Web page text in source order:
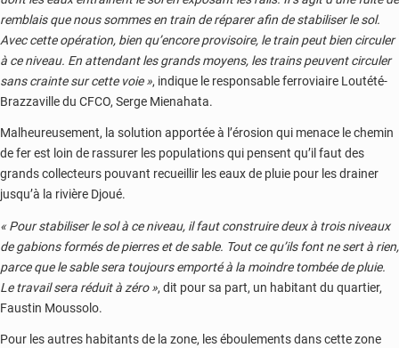
remblais que nous sommes en train de réparer afin de stabiliser le sol.
Avec cette opération, bien qu’encore provisoire, le train peut bien circuler
à ce niveau. En attendant les grands moyens, les trains peuvent circuler
sans crainte sur cette voie », indique le responsable ferroviaire Loutété-
Brazzaville du CFCO, Serge Mienahata.
Malheureusement, la solution apportée à l’érosion qui menace le chemin
de fer est loin de rassurer les populations qui pensent qu’il faut des
grands collecteurs pouvant recueillir les eaux de pluie pour les drainer
jusqu’à la rivière Djoué.
« Pour stabiliser le sol à ce niveau, il faut construire deux à trois niveaux
de gabions formés de pierres et de sable. Tout ce qu’ils font ne sert à rien,
parce que le sable sera toujours emporté à la moindre tombée de pluie.
Le travail sera réduit à zéro », dit pour sa part, un habitant du quartier,
Faustin Moussolo.
Pour les autres habitants de la zone, les éboulements dans cette zone